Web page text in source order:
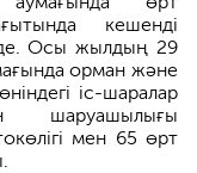
кешенді
Осы жылдың 29
орман және
іс-шаралар
шаруашылығы
мен 65 өрт